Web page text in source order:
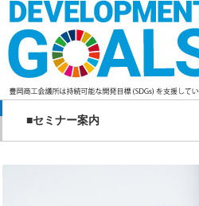
■セミナー案内